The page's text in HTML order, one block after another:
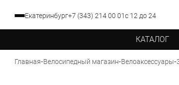
Екатеринбург+7 (343) 214 00 01с 12 до 24
КАТАЛОГ
Главная-Велосипедный магазин-Велоаксессуары-